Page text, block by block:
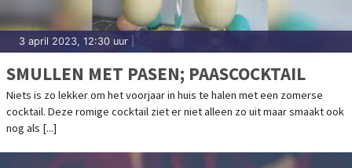
3 april 2023, 12:30 uur
SMULLEN MET PASEN; PAASCOCKTAIL
Niets is zo lekker om het voorjaar in huis te halen met een zomerse
cocktail. Deze romige cocktail ziet er niet alleen zo uit maar smaakt ook
nog als [...]